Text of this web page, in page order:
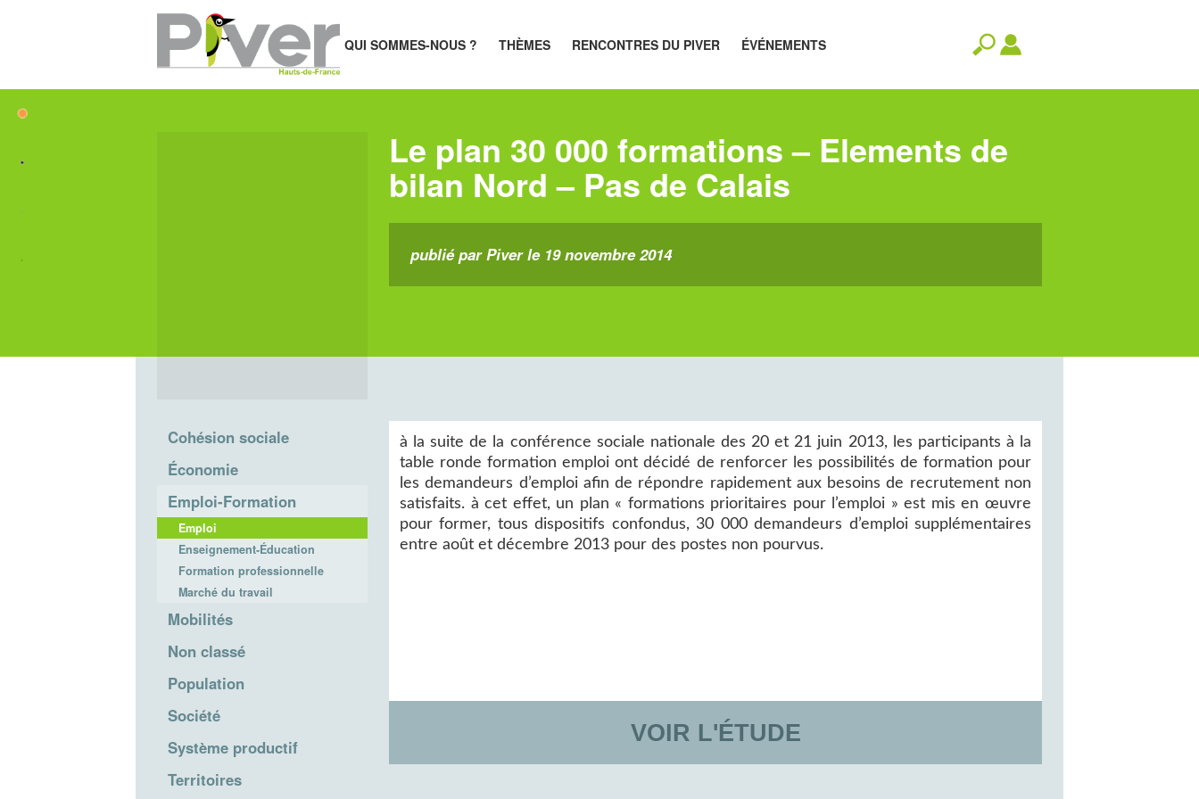
QUI SOMMES-NOUS ? THÈMES RENCONTRES DU PIVER ÉVÉNEMENTS
Le plan 30 000 formations – Elements de
bilan Nord – Pas de Calais
publié par Piver le 19 novembre 2014
Cohésion sociale
Économie
Emploi-Formation
Emploi
Enseignement-Éducation
Formation professionnelle
Marché du travail
Mobilités
Non classé
Population
Société
Système productif
Territoires
à la suite de la conférence sociale nationale des 20 et 21 juin 2013, les participants à la
table ronde formation emploi ont décidé de renforcer les possibilités de formation pour
les demandeurs d’emploi afin de répondre rapidement aux besoins de recrutement non
satisfaits. à cet effet, un plan « formations prioritaires pour l’emploi » est mis en œuvre
pour former, tous dispositifs confondus, 30 000 demandeurs d’emploi supplémentaires
entre août et décembre 2013 pour des postes non pourvus.
VOIR L'ÉTUDE